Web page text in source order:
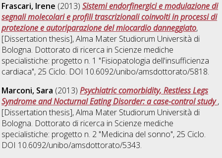
Frascari, Irene (2013)Sistemi endorfinergici e modulazione di
segnali molecolari e profili trascrizionali coinvolti in processi di
protezione e autoriparazione del miocardio danneggiato,
[Dissertation thesis], Alma Mater Studiorum Università di
Bologna. Dottorato di ricerca in Scienze mediche
specialistiche: progetto n. 1 "Fisiopatologia dell'insufficienza
cardiaca", 25 Ciclo. DOI 10.6092/unibo/amsdottorato/5818.
Marconi, Sara (2013)Psychiatric comorbidity, Restless Legs
Syndrome and Nocturnal Eating Disorder: a case-control study,
[Dissertation thesis], Alma Mater Studiorum Università di
Bologna. Dottorato di ricerca in Scienze mediche
specialistiche: progetto n. 2 "Medicina del sonno", 25 Ciclo.
DOI 10.6092/unibo/amsdottorato/5343.